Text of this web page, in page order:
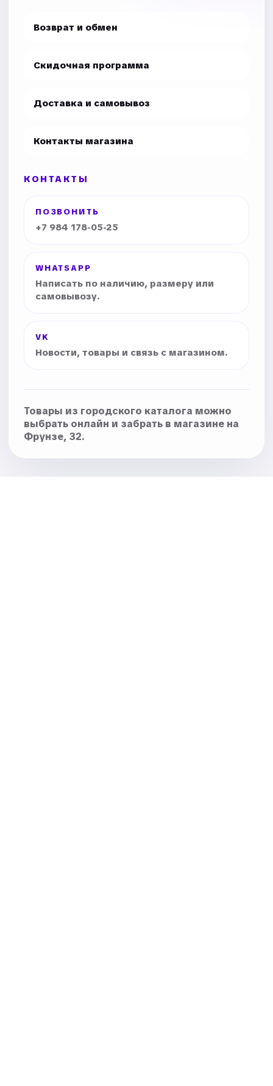
Возврат и обмен
Скидочная программа
Доставка и самовывоз
Контакты магазина
КОНТАКТЫ
ПОЗВОНИТЬ
+7 984 178-05-25
WHATSAPP
Написать по наличию, размеру или
самовывозу.
VK
Новости, товары и связь с магазином.
Товары из городского каталога можно
выбрать онлайн и забрать в магазине на
Фрунзе, 32.